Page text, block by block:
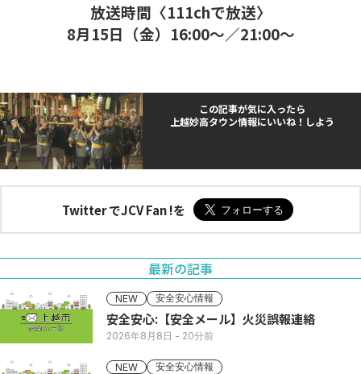
放送時間〈111chで放送〉
8月15日（金）16:00～／21:00～
この記事が気に入ったら
上越妙高タウン情報にいいね！しよう
Twitter でJCV Fan !を
最新の記事
NEW 安全安心情報
安全安心:【安全メール】火災誤報連絡
2026年8月8日 - 20分前
NEW 安全安心情報